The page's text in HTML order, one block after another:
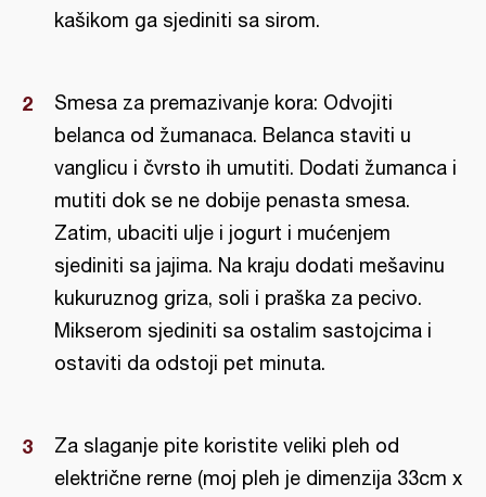
kašikom ga sjediniti sa sirom.
Smesa za premazivanje kora: Odvojiti
belanca od žumanaca. Belanca staviti u
vanglicu i čvrsto ih umutiti. Dodati žumanca i
mutiti dok se ne dobije penasta smesa.
Zatim, ubaciti ulje i jogurt i mućenjem
sjediniti sa jajima. Na kraju dodati mešavinu
kukuruznog griza, soli i praška za pecivo.
Mikserom sjediniti sa ostalim sastojcima i
ostaviti da odstoji pet minuta.
Za slaganje pite koristite veliki pleh od
električne rerne (moj pleh je dimenzija 33cm x